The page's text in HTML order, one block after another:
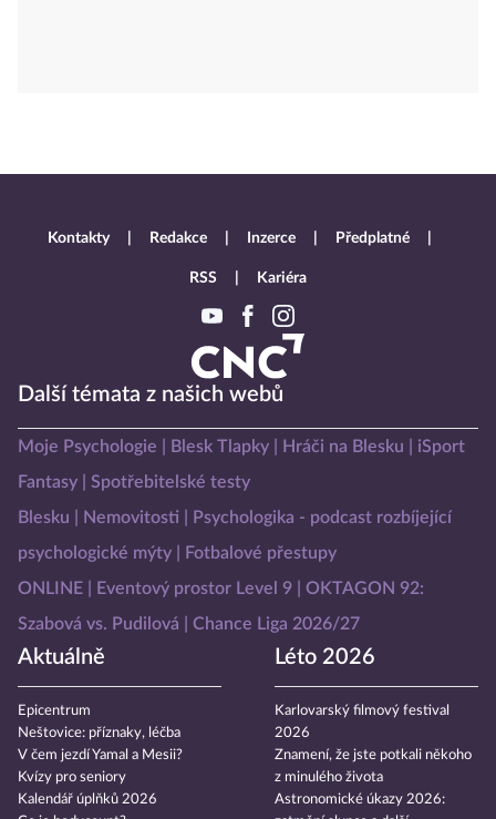
Další témata z našich webů
Moje Psychologie Blesk Tlapky Hráči na Blesku
iSport
Fantasy
Spotřebitelské testy
Blesku
Nemovitosti
Psychologika - podcast rozbíjející
psychologické mýty
Fotbalové přestupy
ONLINE
Eventový prostor Level 9
OKTAGON 92:
Szabová vs. Pudilová
Chance Liga 2026/27
Aktuálně
Epicentrum
Neštovice: příznaky, léčba
V čem jezdí Yamal a Mesii?
Kvízy pro seniory
Kalendář úplňků 2026
Léto 2026
Karlovarský filmový festival
2026
Znamení, že jste potkali někoho
z minulého života
Astronomické úkazy 2026:
Kontakty Redakce Inzerce Předplatné
RSS Kariéra